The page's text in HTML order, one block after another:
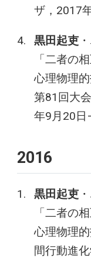
ザ，2017
黒田起吏
「二者の
心理物理
第81回大
年9月20日
2016
黒田起吏
「二者の
心理物理
間行動進